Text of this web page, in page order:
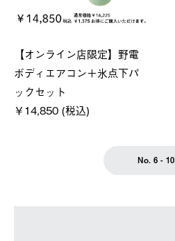
【オンライン店限定】野電
ボディエアコン＋氷点下パ
ックセット
￥14,850 (税込)
No. 6 - 10